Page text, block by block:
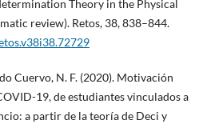
Theory in the Physical
review). Retos, 38, 838–844.
Cuervo, N. F. (2020). Motivación
19, de estudiantes vinculados a
a partir de la teoría de Deci y